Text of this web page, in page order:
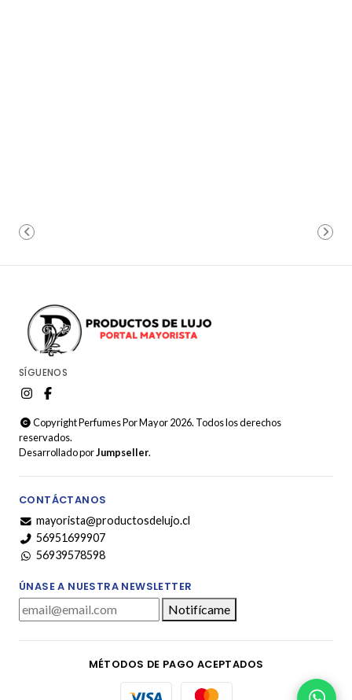
SÍGUENOS
Copyright Perfumes Por Mayor 2026. Todos los derechos
reservados.
Desarrollado porJumpseller.
CONTÁCTANOS
mayorista@productosdelujo.cl
56951699907
56939578598
ÚNASE A NUESTRA NEWSLETTER
Notifícame
MÉTODOS DE PAGO ACEPTADOS